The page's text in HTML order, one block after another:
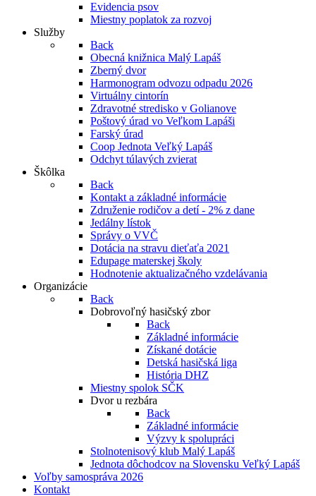
Evidencia psov
Miestny poplatok za rozvoj
Služby
Back
Obecná knižnica Malý Lapáš
Zberný dvor
Harmonogram odvozu odpadu 2026
Virtuálny cintorín
Zdravotné stredisko v Golianove
Poštový úrad vo Veľkom Lapáši
Farský úrad
Coop Jednota Veľký Lapáš
Odchyt túlavých zvierat
Škôlka
Back
Kontakt a základné informácie
Združenie rodičov a detí - 2% z dane
Jedálny lístok
Správy o VVČ
Dotácia na stravu dieťaťa 2021
Edupage materskej školy
Hodnotenie aktualizačného vzdelávania
Organizácie
Back
Dobrovoľný hasičský zbor
Back
Základné informácie
Získané dotácie
Detská hasičská liga
História DHZ
Miestny spolok SČK
Dvor u rezbára
Back
Základné informácie
Výzvy k spolupráci
Stolnotenisový klub Malý Lapáš
Jednota dôchodcov na Slovensku Veľký Lapáš
Voľby samospráva 2026
Kontakt